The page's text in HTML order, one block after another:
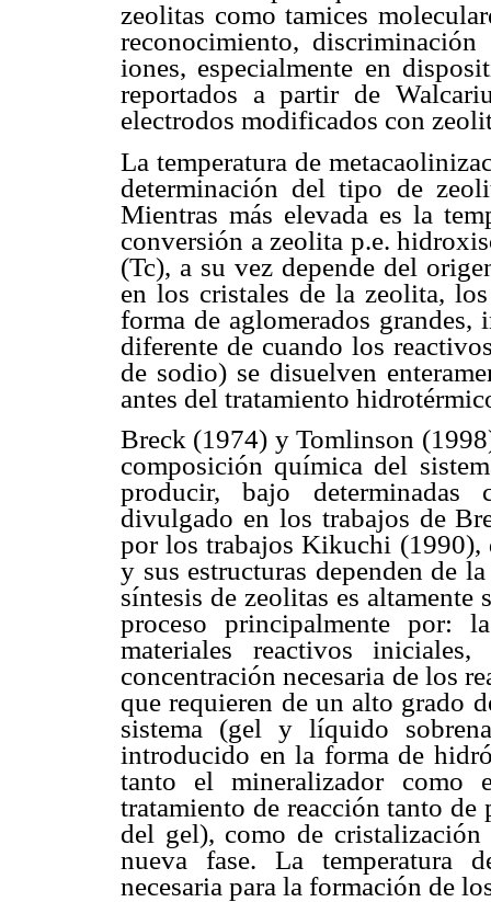
zeolitas como tamices
reconocimiento,
iones, especialmente en
reportados a partir de
electrodos modificados con
La temperatura de
determinación del tipo de
Mientras más elevada es la
conversión a zeolita p.e.
(Tc), a su vez depende del
en los cristales de la zeolita,
forma de aglomerados
diferente de cuando los
de sodio) se disuelven
antes del tratamiento
Breck (1974) y Tomlinson
composición química del
producir, bajo determinadas
divulgado en los trabajos de
por los trabajos Kikuchi (1990),
y sus estructuras dependen de
síntesis de zeolitas es
proceso principalmente por:
materiales reactivos
concentración necesaria de los
que requieren de un alto grado
sistema (gel y líquido
introducido en la forma de
tanto el mineralizador como
tratamiento de reacción tanto
del gel), como de
nueva fase. La temperatura
necesaria para la formación de